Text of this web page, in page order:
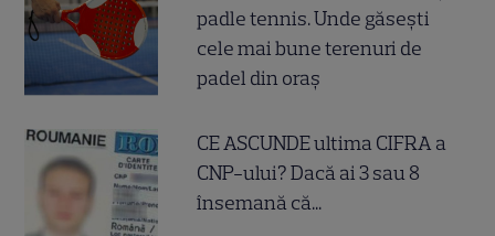
padle tennis. Unde găsești
cele mai bune terenuri de
padel din oraș
CE ASCUNDE ultima CIFRA a
CNP-ului? Dacă ai 3 sau 8
însemană că...